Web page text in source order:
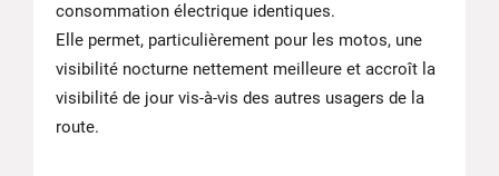
consommation électrique identiques.
Elle permet, particulièrement pour les motos, une
visibilité nocturne nettement meilleure et accroît la
visibilité de jour vis-à-vis des autres usagers de la
route.